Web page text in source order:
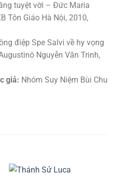
tuyệt vời – Đức Maria
Tôn Giáo Hà Nội, 2010,
điệp Spe Salvi về hy vọng
Nguyễn Văn Trinh,
giả: Nhóm Suy Niệm Bùi Chu